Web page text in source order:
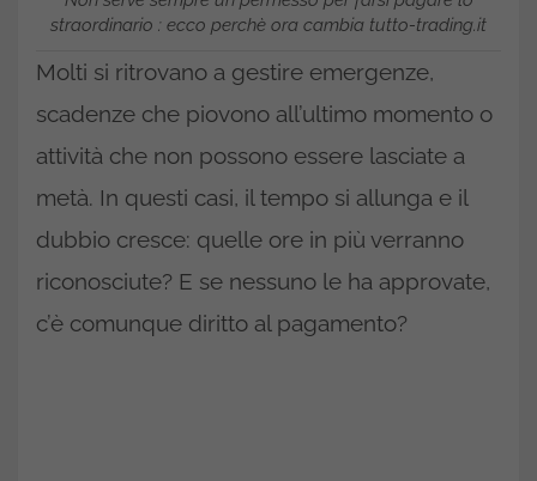
straordinario : ecco perchè ora cambia tutto-trading.it
Molti si ritrovano a gestire emergenze,
scadenze che piovono all’ultimo momento o
attività che non possono essere lasciate a
metà. In questi casi, il tempo si allunga e il
dubbio cresce: quelle ore in più verranno
riconosciute? E se nessuno le ha approvate,
c’è comunque diritto al pagamento?